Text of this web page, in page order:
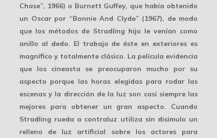
Chase”, 1966) o Burnett Guffey, que había obtenido
un Oscar por “Bonnie And Clyde” (1967), de modo
que los métodos de Stradling hijo le venían como
anillo al dedo. El trabajo de éste en exteriores es
magnífico y totalmente clásico. La película evidencia
que los cineasta se preocuparon mucho por su
aspecto porque las horas elegidas para rodar las
escenas y la dirección de la luz son casi siempre las
mejores para obtener un gran aspecto. Cuando
Stradling rueda a contraluz utiliza sin disimulo un
relleno de luz artificial sobre los actores para